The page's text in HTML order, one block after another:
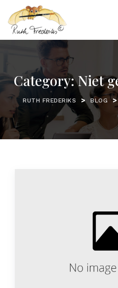
Category:Niet
RUTH FREDERIKS > BLOG >